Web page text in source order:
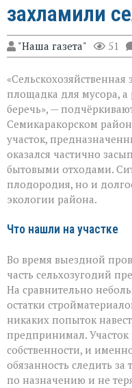
захламили
"Наша газета" 51
площадка для мусора,
беречь», —
Семикаракорском
участок,
оказался частично
бытовыми отходами.
плодородия, но и
экологии района.
Что нашли на участке
Во время выездной
часть сельхозугодий
На сравнительно
остатки
никаких попыток
предпринимал. Участок
собственности, и
обязанность следить за
по назначению и не